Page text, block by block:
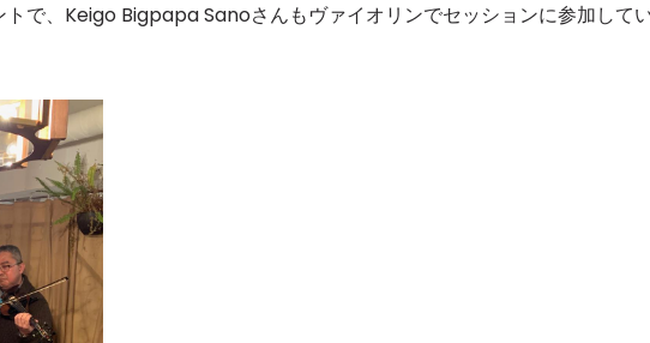
トで、Keigo Bigpapa Sanoさんもヴァイオリンでセッションに参加して